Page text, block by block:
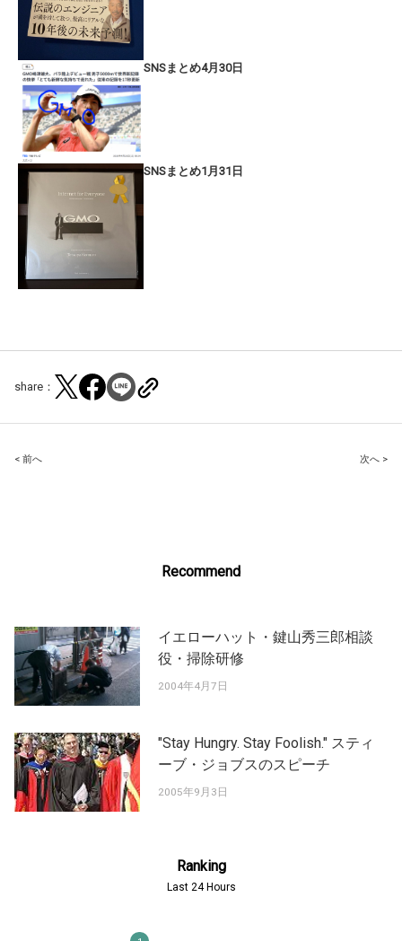
SNSまとめ4月30日
SNSまとめ1月31日
share：
Post
< 前へ 次へ >
Recommend
イエローハット・鍵山秀三郎相談
役・掃除研修
2004年4月7日
"Stay Hungry. Stay Foolish." スティ
ーブ・ジョブスのスピーチ
2005年9月3日
Ranking
Last 24 Hours